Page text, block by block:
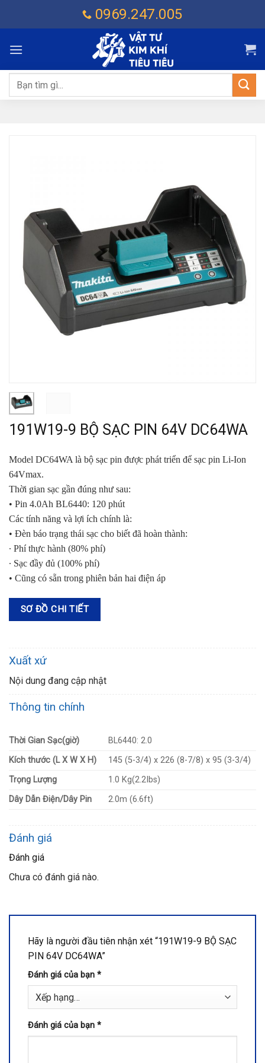
dung
0969.247.005
Tìm
kiếm:
191W19-9 BỘ SẠC PIN 64V DC64WA
Model DC64WA là bộ sạc pin được phát triển để sạc pin Li-Ion
64Vmax.
Thời gian sạc gần đúng như sau:
• Pin 4.0Ah BL6440: 120 phút
Các tính năng và lợi ích chính là:
• Đèn báo trạng thái sạc cho biết đã hoàn thành:
∙ Phí thực hành (80% phí)
∙ Sạc đầy đủ (100% phí)
• Cũng có sẵn trong phiên bản hai điện áp
SƠ ĐỒ CHI TIẾT
Xuất xứ
Nội dung đang cập nhật
Thông tin chính
Thời Gian Sạc(giờ)
BL6440: 2.0
Kích thước (L X W X H)
145 (5-3/4) x 226 (8-7/8) x 95 (3-3/4)
Trọng Lượng
1.0 Kg(2.2Ibs)
Dây Dẫn Điện/Dây Pin
2.0m (6.6ft)
Đánh giá
Đánh giá
Chưa có đánh giá nào.
Hãy là người đầu tiên nhận xét “191W19-9 BỘ SẠC
PIN 64V DC64WA”
Đánh giá của bạn *
Đánh giá của bạn *